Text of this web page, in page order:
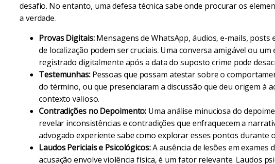
desafio. No entanto, uma defesa técnica sabe onde procurar os
a verdade.
Provas Digitais:Mensagens de WhatsApp, áudios, e-mails, posts
de localização podem ser cruciais. Uma conversa amigável ou
registrado digitalmente após a data do suposto crime pode
Testemunhas:Pessoas que possam atestar sobre o
do término, ou que presenciaram a discussão que deu origem à
contexto valioso.
Contradições no Depoimento: Uma análise minuciosa do
revelar inconsistências e contradições que enfraquecem a
advogado experiente sabe como explorar esses pontos durante
Laudos Periciais e Psicológicos:A ausência de lesões em exames
acusação envolve violência física, é um fator relevante. Laudos